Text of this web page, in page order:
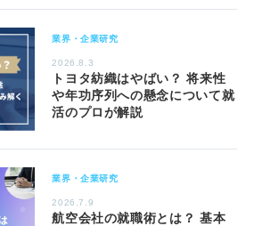
業界・企業研究
2026.8.3
トヨタ紡織はやばい？ 将来性
や年功序列への懸念について就
活のプロが解説
業界・企業研究
2026.7.9
航空会社の就職術とは？ 基本